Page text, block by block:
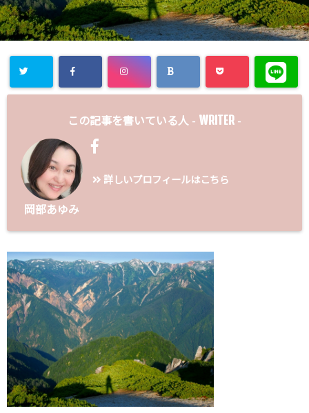
この記事を書いている人 - WRITER -
岡部あゆみ
詳しいプロフィールはこちら